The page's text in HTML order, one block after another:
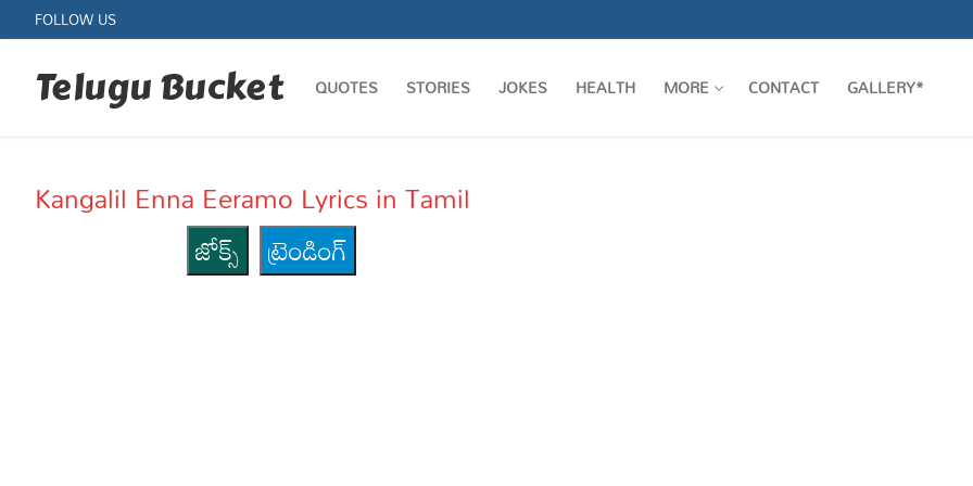
to
content
FOLLOW US
Telugu Bucket QUOTES STORIES JOKES HEALTH MORE CONTACT GALLERY*
Kangalil Enna Eeramo Lyrics in Tamil
జోక్స్
ట్రెండింగ్